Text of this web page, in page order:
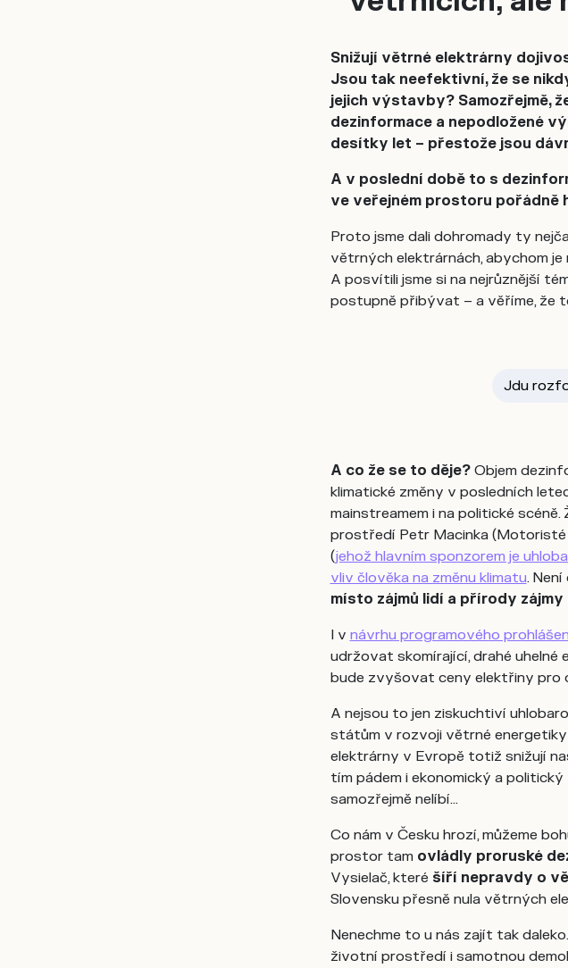
Snižují větrné elektrárny
Jsou tak neefektivní, že se
jejich výstavby? Samozřejmě,
dezinformace a nepodložené
desítky let – přestože jsou
A v poslední době to s
ve veřejném prostoru pořádně
Proto jsme dali dohromady ty
větrných elektrárnách, abychom
A posvítili jsme si na nejrůznější
postupně přibývat – a věříme, že
Jdu
A co že se to děje?Objem
klimatické změny v posledních
mainstreamem i na politické
prostředí Petr Macinka (Motoristé
(jehož hlavním sponzorem je
vliv člověka na změnu klimatu. Není
místo zájmů lidí a přírody
I v návrhu programového
udržovat skomírající, drahé uhelné
bude zvyšovat ceny elektřiny pro
A nejsou to jen ziskuchtiví
státům v rozvoji větrné energetiky
elektrárny v Evropě totiž snižují
tím pádem i ekonomický a
samozřejmě nelíbí…
Co nám v Česku hrozí, můžeme
prostor tam ovládly proruské
Vysielač, které šíří nepravdy o
Slovensku přesně nula větrných
Nenechme to u nás zajít tak
životní prostředí i samotnou